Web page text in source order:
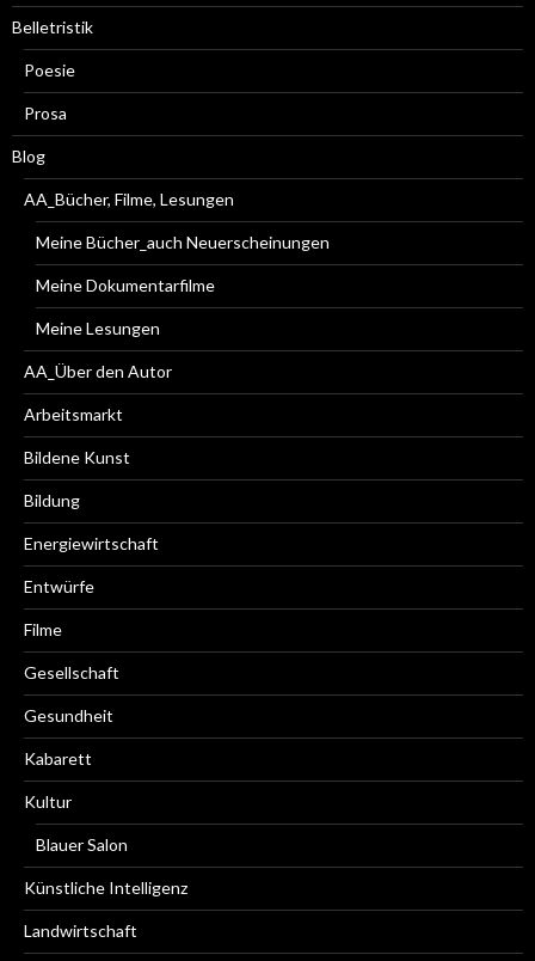
Belletristik
Poesie
Prosa
Blog
AA_Bücher, Filme, Lesungen
Meine Bücher_auch Neuerscheinungen
Meine Dokumentarfilme
Meine Lesungen
AA_Über den Autor
Arbeitsmarkt
Bildene Kunst
Bildung
Energiewirtschaft
Entwürfe
Filme
Gesellschaft
Gesundheit
Kabarett
Kultur
Blauer Salon
Künstliche Intelligenz
Landwirtschaft